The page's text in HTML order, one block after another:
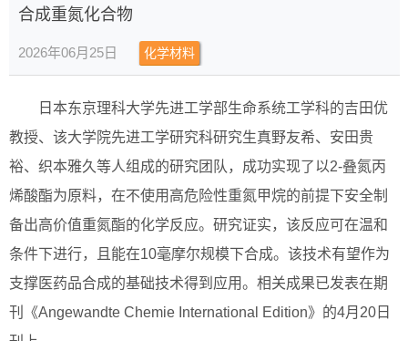
合成重氮化合物
2026年06月25日 化学材料
日本东京理科大学先进工学部生命系统工学科的吉田优
教授、该大学院先进工学研究科研究生真野友希、安田贵
裕、织本雅久等人组成的研究团队，成功实现了以2-叠氮丙
烯酸酯为原料，在不使用高危险性重氮甲烷的前提下安全制
备出高价值重氮酯的化学反应。研究证实，该反应可在温和
条件下进行，且能在10毫摩尔规模下合成。该技术有望作为
支撑医药品合成的基础技术得到应用。相关成果已发表在期
刊《Angewandte Chemie International Edition》的4月20日